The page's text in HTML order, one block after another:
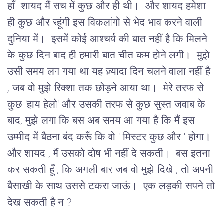
हाँ शायद मैं सच में कुछ और ही थी। और शायद हमेशा
ही कुछ और रहूंगी इस विकलांगो से भेद भाव करने वाली
दुनिया में। इसमें कोई आश्चर्य की बात नहीं है कि मिलने
के कुछ दिन बाद ही हमारी बात चीत कम होने लगी। मुझे
उसी समय लग गया था यह ज़्यादा दिन चलने वाला नहीं है
, जब वो मुझे रिक्शा तक छोड़ने आया था। मेरे तरफ से
कुछ 'हाय हेलो' और उसकी तरफ से कुछ सुस्त जवाब के
बाद, मुझे लगा कि बस अब समय आ गया है कि मैं इस
उम्मीद में बैठना बंद करूँ कि वो ' मिस्टर कुछ और ' होगा।
और शायद , मैं उसको दोष भी नहीं दे सकती। बस इतना
कर सकती हूँ , कि अगली बार जब वो मुझे दिखे , तो अपनी
बैसाखी के साथ उससे टकरा जाऊं। एक लड़की सपने तो
देख सकती है न ?